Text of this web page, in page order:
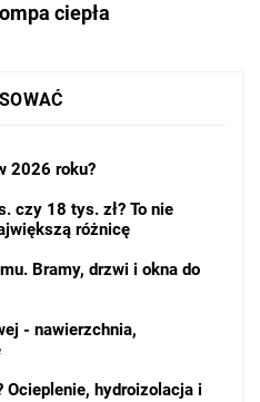
ciepła
2026 roku?
czy 18 tys. zł? To nie
różnicę
Bramy, drzwi i okna do
- nawierzchnia,
Ocieplenie, hydroizolacja i